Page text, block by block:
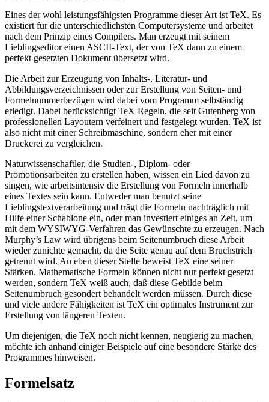
Eines der wohl leistungsfähigsten Programme dieser Art ist TeX. Es
existiert für die unterschiedlichsten Computersysteme und arbeitet
nach dem Prinzip eines Compilers. Man erzeugt mit seinem
Lieblingseditor einen ASCII-Text, der von TeX dann zu einem
perfekt gesetzten Dokument übersetzt wird.
Die Arbeit zur Erzeugung von Inhalts-, Literatur- und
Abbildungsverzeichnissen oder zur Erstellung von Seiten- und
Formelnummerbezügen wird dabei vom Programm selbständig
erledigt. Dabei berücksichtigt TeX Regeln, die seit Gutenberg von
professionellen Layoutern verfeinert und festgelegt wurden. TeX ist
also nicht mit einer Schreibmaschine, sondern eher mit einer
Druckerei zu vergleichen.
Naturwissenschaftler, die Studien-, Diplom- oder
Promotionsarbeiten zu erstellen haben, wissen ein Lied davon zu
singen, wie arbeitsintensiv die Erstellung von Formeln innerhalb
eines Textes sein kann. Entweder man benutzt seine
Lieblingstextverarbeitung und trägt die Formeln nachträglich mit
Hilfe einer Schablone ein, oder man investiert einiges an Zeit, um
mit dem WYSIWYG-Verfahren das Gewünschte zu erzeugen. Nach
Murphy’s Law wird übrigens beim Seitenumbruch diese Arbeit
wieder zunichte gemacht, da die Seite genau auf dem Bruchstrich
getrennt wird. An eben dieser Stelle beweist TeX eine seiner
Stärken. Mathematische Formeln können nicht nur perfekt gesetzt
werden, sondern TeX weiß auch, daß diese Gebilde beim
Seitenumbruch gesondert behandelt werden müssen. Durch diese
und viele andere Fähigkeiten ist TeX ein optimales Instrument zur
Erstellung von längeren Texten.
Um diejenigen, die TeX noch nicht kennen, neugierig zu machen,
möchte ich anhand einiger Beispiele auf eine besondere Stärke des
Programmes hinweisen.
Formelsatz